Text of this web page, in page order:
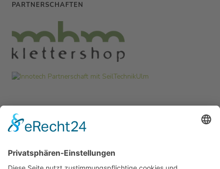
PARTNERSCHAFTEN
MITGLIEDSCHAFTEN